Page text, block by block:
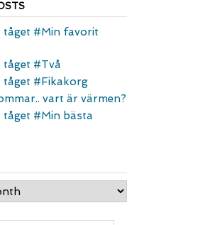
tåget #Min favorit
tåget #Två
tåget #Fikakorg
vart är värmen?
tåget #Min bästa